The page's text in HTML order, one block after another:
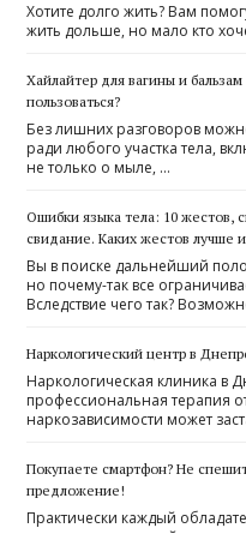
Хотите долго жить? Вам
жить дольше, но мало кто
Хайлайтер для вагины и
пользоваться?
Без лишних разговоров
ради любого участка тела,
не только о мыле, …
Ошибки языка тела: 10 жестов,
свидание. Каких жестов лучше
Вы в поиске дальнейший
но почему-так все
Вследствие чего так?
Наркологический центр в
Наркологическая клиника в
профессиональная терапия
наркозависимости может
Покупаете смартфон? Не
предложение!
Практически каждый